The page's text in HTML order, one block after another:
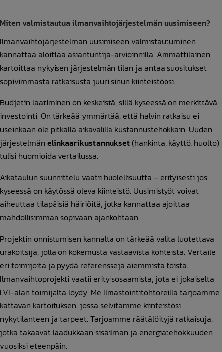
Miten valmistautua ilmanvaihtojärjestelmän uusimiseen?
Ilmanvaihtojärjestelmän uusimiseen valmistautuminen
kannattaa aloittaa asiantuntija-arvioinnilla. Ammattilainen
kartoittaa nykyisen järjestelmän tilan ja antaa suositukset
sopivimmasta ratkaisusta juuri sinun kiinteistöösi.
Budjetin laatiminen on keskeistä, sillä kyseessä on merkittävä
investointi. On tärkeää ymmärtää, että halvin ratkaisu ei
useinkaan ole pitkällä aikavälillä kustannustehokkain. Uuden
järjestelmän elinkaarikustannukset (hankinta, käyttö, huolto)
tulisi huomioida vertailussa.
Aikataulun suunnittelu vaatii huolellisuutta – erityisesti jos
kyseessä on käytössä oleva kiinteistö. Uusimistyöt voivat
aiheuttaa tilapäisiä häiriöitä, jotka kannattaa ajoittaa
mahdollisimman sopivaan ajankohtaan.
Projektin onnistumisen kannalta on tärkeää valita luotettava
urakoitsija, jolla on kokemusta vastaavista kohteista. Vertaile
eri toimijoita ja pyydä referenssejä aiemmista töistä.
Ilmanvaihtoprojekti vaatii erityisosaamista, jota ei jokaiselta
LVI-alan toimijalta löydy. Me Ilmastointitohtoreilla tarjoamme
kattavan kartoituksen, jossa selvitämme kiinteistösi
nykytilanteen ja tarpeet. Tarjoamme räätälöityjä ratkaisuja,
jotka takaavat laadukkaan sisäilman ja energiatehokkuuden
vuosiksi eteenpäin.